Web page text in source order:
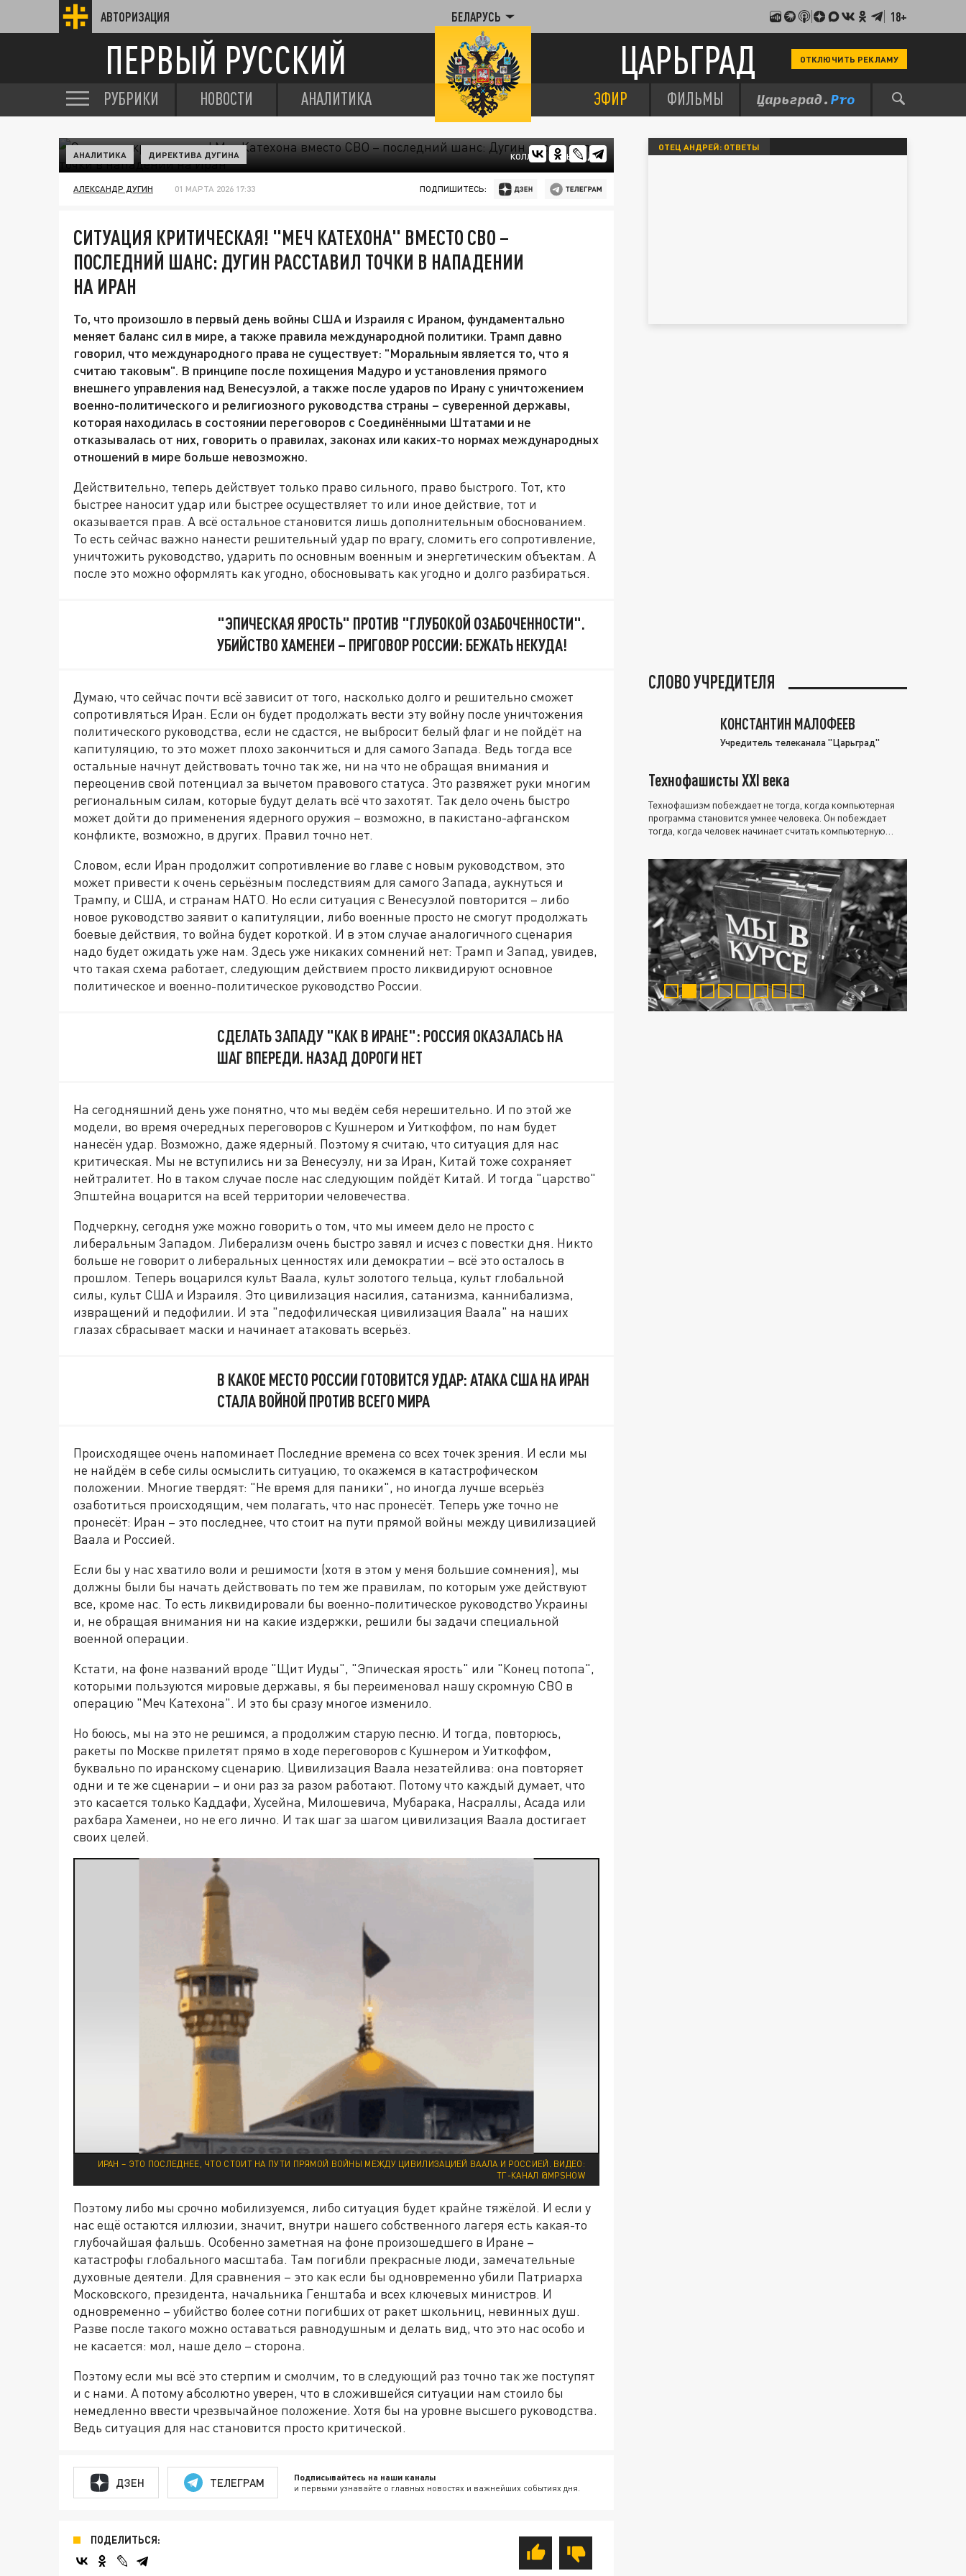
АВТОРИЗАЦИЯ БЕЛАРУСЬ 18+
ПЕРВЫЙ РУССКИЙ ЦАРЬГРАД ОТКЛЮЧИТЬ РЕКЛАМУ
РУБРИКИ НОВОСТИ АНАЛИТИКА ЭФИР ФИЛЬМЫ
КОЛЛАЖ ЦАРЬГРАДА
АНАЛИТИКА ДИРЕКТИВА ДУГИНА
АЛЕКСАНДР ДУГИН 01 МАРТА 2026 17:33 ПОДПИШИТЕСЬ:
СИТУАЦИЯ КРИТИЧЕСКАЯ! "МЕЧ КАТЕХОНА" ВМЕСТО СВО –
ПОСЛЕДНИЙ ШАНС: ДУГИН РАССТАВИЛ ТОЧКИ В НАПАДЕНИИ
НА ИРАН
То, что произошло в первый день войны США и Израиля с Ираном, фундаментально
меняет баланс сил в мире, а также правила международной политики. Трамп давно
говорил, что международного права не существует: "Моральным является то, что я
считаю таковым". В принципе после похищения Мадуро и установления прямого
внешнего управления над Венесуэлой, а также после ударов по Ирану с уничтожением
военно-политического и религиозного руководства страны – суверенной державы,
которая находилась в состоянии переговоров с Соединёнными Штатами и не
отказывалась от них, говорить о правилах, законах или каких-то нормах международных
отношений в мире больше невозможно.
Действительно, теперь действует только право сильного, право быстрого. Тот, кто
быстрее наносит удар или быстрее осуществляет то или иное действие, тот и
оказывается прав. А всё остальное становится лишь дополнительным обоснованием.
То есть сейчас важно нанести решительный удар по врагу, сломить его сопротивление,
уничтожить руководство, ударить по основным военным и энергетическим объектам. А
после это можно оформлять как угодно, обосновывать как угодно и долго разбираться.
"ЭПИЧЕСКАЯ ЯРОСТЬ" ПРОТИВ "ГЛУБОКОЙ ОЗАБОЧЕННОСТИ".
УБИЙСТВО ХАМЕНЕИ – ПРИГОВОР РОССИИ: БЕЖАТЬ НЕКУДА!
Думаю, что сейчас почти всё зависит от того, насколько долго и решительно сможет
сопротивляться Иран. Если он будет продолжать вести эту войну после уничтожения
политического руководства, если не сдастся, не выбросит белый флаг и не пойдёт на
капитуляцию, то это может плохо закончиться и для самого Запада. Ведь тогда все
остальные начнут действовать точно так же, ни на что не обращая внимания и
переоценив свой потенциал за вычетом правового статуса. Это развяжет руки многим
региональным силам, которые будут делать всё что захотят. Так дело очень быстро
может дойти до применения ядерного оружия – возможно, в пакистано-афганском
конфликте, возможно, в других. Правил точно нет.
Словом, если Иран продолжит сопротивление во главе с новым руководством, это
может привести к очень серьёзным последствиям для самого Запада, аукнуться и
Трампу, и США, и странам НАТО. Но если ситуация с Венесуэлой повторится – либо
новое руководство заявит о капитуляции, либо военные просто не смогут продолжать
боевые действия, то война будет короткой. И в этом случае аналогичного сценария
надо будет ожидать уже нам. Здесь уже никаких сомнений нет: Трамп и Запад, увидев,
что такая схема работает, следующим действием просто ликвидируют основное
политическое и военно-политическое руководство России.
СДЕЛАТЬ ЗАПАДУ "КАК В ИРАНЕ": РОССИЯ ОКАЗАЛАСЬ НА
ШАГ ВПЕРЕДИ. НАЗАД ДОРОГИ НЕТ
На сегодняшний день уже понятно, что мы ведём себя нерешительно. И по этой же
модели, во время очередных переговоров с Кушнером и Уиткоффом, по нам будет
нанесён удар. Возможно, даже ядерный. Поэтому я считаю, что ситуация для нас
критическая. Мы не вступились ни за Венесуэлу, ни за Иран, Китай тоже сохраняет
нейтралитет. Но в таком случае после нас следующим пойдёт Китай. И тогда "царство"
Эпштейна воцарится на всей территории человечества.
Подчеркну, сегодня уже можно говорить о том, что мы имеем дело не просто с
либеральным Западом. Либерализм очень быстро завял и исчез с повестки дня. Никто
больше не говорит о либеральных ценностях или демократии – всё это осталось в
прошлом. Теперь воцарился культ Ваала, культ золотого тельца, культ глобальной
силы, культ США и Израиля. Это цивилизация насилия, сатанизма, каннибализма,
извращений и педофилии. И эта "педофилическая цивилизация Ваала" на наших
глазах сбрасывает маски и начинает атаковать всерьёз.
В КАКОЕ МЕСТО РОССИИ ГОТОВИТСЯ УДАР: АТАКА США НА ИРАН
СТАЛА ВОЙНОЙ ПРОТИВ ВСЕГО МИРА
Происходящее очень напоминает Последние времена со всех точек зрения. И если мы
не найдём в себе силы осмыслить ситуацию, то окажемся в катастрофическом
положении. Многие твердят: "Не время для паники", но иногда лучше всерьёз
озаботиться происходящим, чем полагать, что нас пронесёт. Теперь уже точно не
пронесёт: Иран – это последнее, что стоит на пути прямой войны между цивилизацией
Ваала и Россией.
Если бы у нас хватило воли и решимости (хотя в этом у меня большие сомнения), мы
должны были бы начать действовать по тем же правилам, по которым уже действуют
все, кроме нас. То есть ликвидировали бы военно-политическое руководство Украины
и, не обращая внимания ни на какие издержки, решили бы задачи специальной
военной операции.
Кстати, на фоне названий вроде "Щит Иуды", "Эпическая ярость" или "Конец потопа",
которыми пользуются мировые державы, я бы переименовал нашу скромную СВО в
операцию "Меч Катехона". И это бы сразу многое изменило.
Но боюсь, мы на это не решимся, а продолжим старую песню. И тогда, повторюсь,
ракеты по Москве прилетят прямо в ходе переговоров с Кушнером и Уиткоффом,
буквально по иранскому сценарию. Цивилизация Ваала незатейлива: она повторяет
одни и те же сценарии – и они раз за разом работают. Потому что каждый думает, что
это касается только Каддафи, Хусейна, Милошевича, Мубарака, Насраллы, Асада или
рахбара Хаменеи, но не его лично. И так шаг за шагом цивилизация Ваала достигает
своих целей.
ИРАН – ЭТО ПОСЛЕДНЕЕ, ЧТО СТОИТ НА ПУТИ ПРЯМОЙ ВОЙНЫ МЕЖДУ ЦИВИЛИЗАЦИЕЙ ВААЛА И РОССИЕЙ. ВИДЕО:
ТГ-КАНАЛ @MPSHOW
Поэтому либо мы срочно мобилизуемся, либо ситуация будет крайне тяжёлой. И если у
нас ещё остаются иллюзии, значит, внутри нашего собственного лагеря есть какая-то
глубочайшая фальшь. Особенно заметная на фоне произошедшего в Иране –
катастрофы глобального масштаба. Там погибли прекрасные люди, замечательные
духовные деятели. Для сравнения – это как если бы одновременно убили Патриарха
Московского, президента, начальника Генштаба и всех ключевых министров. И
одновременно – убийство более сотни погибших от ракет школьниц, невинных душ.
Разве после такого можно оставаться равнодушным и делать вид, что это нас особо и
не касается: мол, наше дело – сторона.
Поэтому если мы всё это стерпим и смолчим, то в следующий раз точно так же поступят
и с нами. А потому абсолютно уверен, что в сложившейся ситуации нам стоило бы
немедленно ввести чрезвычайное положение. Хотя бы на уровне высшего руководства.
Ведь ситуация для нас становится просто критической.
ДЗЕН ТЕЛЕГРАМ Подписывайтесь на наши каналы
и первыми узнавайте о главных новостях и важнейших событиях дня.
ПОДЕЛИТЬСЯ:
ОТЕЦ АНДРЕЙ: ОТВЕТЫ
СЛОВО УЧРЕДИТЕЛЯ
КОНСТАНТИН МАЛОФЕЕВ
Учредитель телеканала "Царьград"
Технофашисты XXI века
Технофашизм побеждает не тогда, когда компьютерная
программа становится умнее человека. Он побеждает
тогда, когда человек начинает считать компьютерную